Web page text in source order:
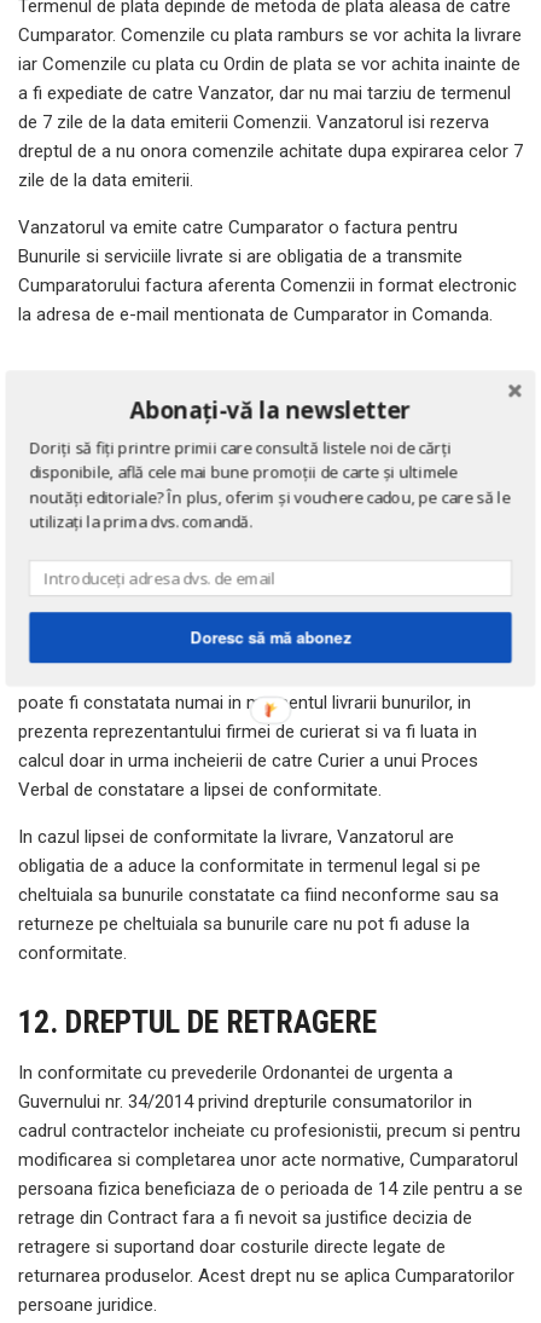
Termenul de plata depinde de metoda de plata aleasa de catre
Cumparator. Comenzile cu plata ramburs se vor achita la livrare
iar Comenzile cu plata cu Ordin de plata se vor achita inainte de
a fi expediate de catre Vanzator, dar nu mai tarziu de termenul
de 7 zile de la data emiterii Comenzii. Vanzatorul isi rezerva
dreptul de a nu onora comenzile achitate dupa expirarea celor 7
zile de la data emiterii.
Vanzatorul va emite catre Cumparator o factura pentru
Bunurile si serviciile livrate si are obligatia de a transmite
Cumparatorului factura aferenta Comenzii in format electronic
la adresa de e-mail mentionata de Cumparator in Comanda.
si trasmiterea documentelor insotitoare (factura fiscala,
documente de livrare) pe un mediu durabil.
Vanzatorul va efectua livrarea bunurilor doar pe teritoriul
Romaniei.
Cumparatorul are obligatia de a verifica bunurile si serviciile in
momentul livrarii si de a le receptiona doar daca acestea
poate fi constatata numai in momentul livrarii bunurilor, in
prezenta reprezentantului firmei de curierat si va fi luata in
calcul doar in urma incheierii de catre Curier a unui Proces
Verbal de constatare a lipsei de conformitate.
In cazul lipsei de conformitate la livrare, Vanzatorul are
obligatia de a aduce la conformitate in termenul legal si pe
cheltuiala sa bunurile constatate ca fiind neconforme sau sa
returneze pe cheltuiala sa bunurile care nu pot fi aduse la
conformitate.
12. DREPTUL DE RETRAGERE
In conformitate cu prevederile Ordonantei de urgenta a
Guvernului nr. 34/2014 privind drepturile consumatorilor in
cadrul contractelor incheiate cu profesionistii, precum si pentru
modificarea si completarea unor acte normative, Cumparatorul
persoana fizica beneficiaza de o perioada de 14 zile pentru a se
retrage din Contract fara a fi nevoit sa justifice decizia de
retragere si suportand doar costurile directe legate de
returnarea produselor. Acest drept nu se aplica Cumparatorilor
persoane juridice.
Abonați-vă la newsletter
Doriți să fiți printre primii care consultă listele noi de cărți
disponibile, află cele mai bune promoții de carte și ultimele
noutăți editoriale? În plus, oferim și vouchere cadou, pe care să le
utilizați la prima dvs. comandă.
Doresc să mă abonez